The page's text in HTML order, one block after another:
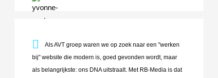
Als AVT groep waren we op zoek naar een "werken
bij" website die modern is, goed gevonden wordt, maar
als belangrijkste: ons DNA uitstraalt. Met RB-Media is dat
Als AVT groep waren we op zoek naar een "werken bij"